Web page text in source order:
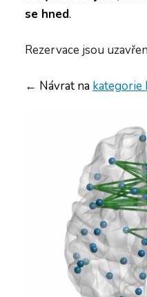
se hned.
Rezervace jsou
← Návrat na kategorie